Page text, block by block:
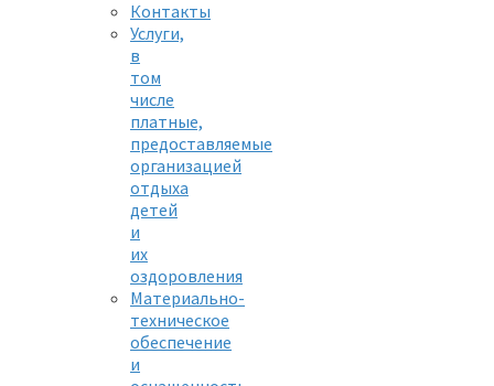
Контакты
Услуги,
в
том
числе
платные,
предоставляемые
организацией
отдыха
детей
и
их
оздоровления
Материально-
техническое
обеспечение
и